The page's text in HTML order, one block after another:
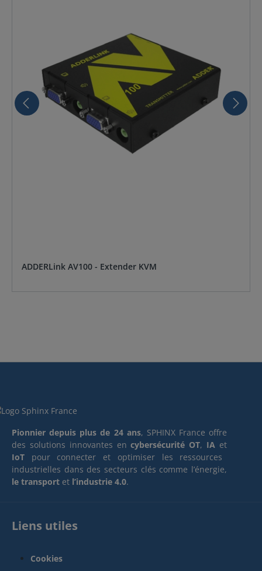
ADDERLink AV100 - Extender KVM
Pionnier depuis plus de 24 ans, SPHINX France offre
des solutions innovantes encybersécurité OT, IA et
IoT pour connecter et optimiser les ressources
industrielles dans des secteurs clés comme l’énergie,
le transport et l’industrie 4.0.
Liens utiles
Cookies